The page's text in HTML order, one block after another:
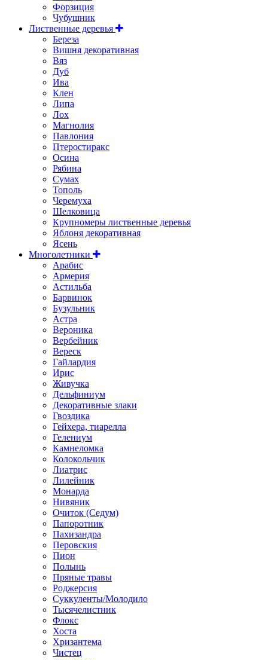
Форзиция
Чубушник
Лиственные деревья
Береза
Вишня декоративная
Вяз
Дуб
Ива
Клен
Липа
Лох
Магнолия
Павлония
Птеростиракс
Осина
Рябина
Сумах
Тополь
Черемуха
Шелковица
Крупномеры лиственные деревья
Яблоня декоративная
Ясень
Многолетники
Арабис
Армерия
Астильбa
Барвинок
Бузульник
Астра
Вероника
Вербейник
Вереск
Гайлардия
Ирис
Живучка
Дельфиниум
Декоративные злаки
Гвоздика
Гейхера, тиарелла
Гелениум
Камнеломка
Колокольчик
Лиатрис
Лилейник
Монарда
Нивяник
Очиток (Седум)
Папоротник
Пахизандра
Перовския
Пион
Полынь
Пряные травы
Роджерсия
Суккуленты/Молодило
Тысячелистник
Флокс
Хоста
Хризантема
Чистец